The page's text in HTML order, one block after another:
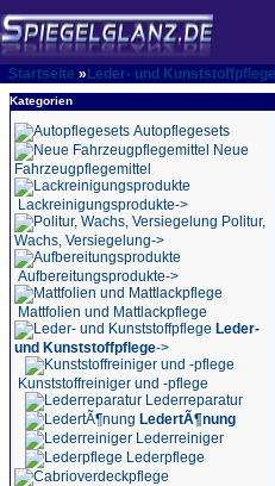
Startseite » Leder- und Kunststoffpflege
Kategorien
Autopflegesets
Neue
Fahrzeugpflegemittel
Lackreinigungsprodukte->
Politur,
Wachs, Versiegelung->
Aufbereitungsprodukte->
Mattfolien und Mattlackpflege
Leder-
und Kunststoffpflege->
Kunststoffreiniger und -pflege
Lederreparatur
LedertÃ¶nung
Lederreiniger
Lederpflege